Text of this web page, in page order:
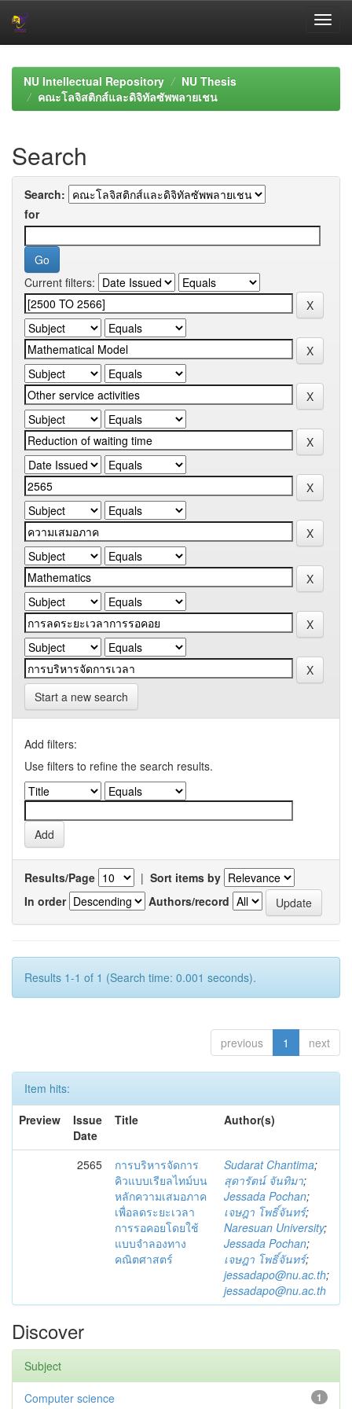
navigationNU Intellectual Repository
NU Thesis
คณะโลจิสติกส์และดิจิทัลซัพพลายเชน
Search
Search:
for
Current filters:
Start a new search
Add filters:
Use filters to refine the search results.
Results/Page | Sort items by
In order
Authors/record
Results 1-1 of 1 (Search time: 0.001 seconds).
previous 1 next
Item hits:
Preview
Issue
Date
Title Author(s)
2565
การบริหารจัดการ
คิวแบบเรียลไทม์บน
หลักความเสมอภาค
เพื่อลดระยะเวลา
การรอคอยโดยใช้
แบบจำลองทาง
คณิตศาสตร์
Sudarat Chantima;
สุดารัตน์ จันทิมา;
Jessada Pochan;
เจษฎา โพธิ์จันทร์;
Naresuan University;
Jessada Pochan;
เจษฎา โพธิ์จันทร์;
jessadapo@nu.ac.th;
jessadapo@nu.ac.th
Discover
Subject
1
Computer science